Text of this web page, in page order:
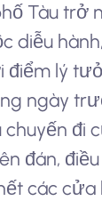
Tàu trở
diễu
điểm lý
ngày
chuyến đi
đán,
các cửa